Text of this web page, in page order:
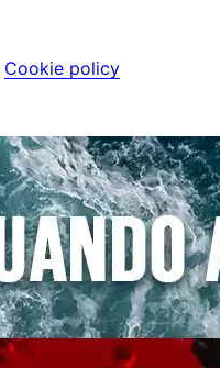
Cookie policy